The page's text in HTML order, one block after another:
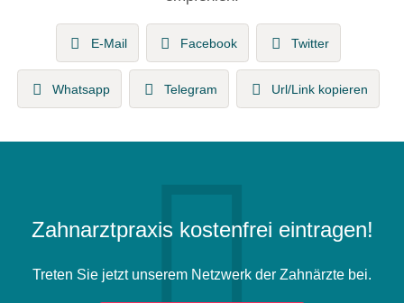
E-Mail Facebook Twitter
Whatsapp Telegram Url/Link kopieren
Zahnarztpraxis kostenfrei eintragen!
Treten Sie jetzt unserem Netzwerk der Zahnärzte bei.